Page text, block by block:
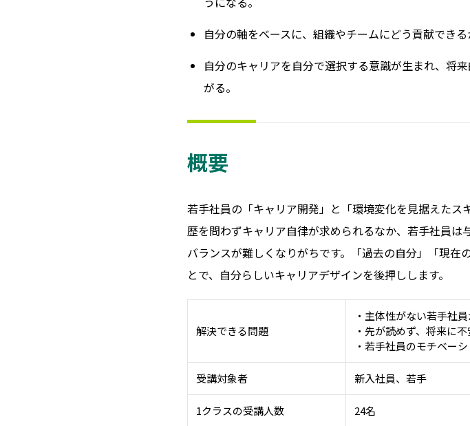
自分の軸をベースに、組織やチームにどう貢献できる
自分のキャリアを自分で選択する意識が生まれ、将
がる。
概要
若手社員の「キャリア開発」と「環境変化を見据えた
歴を問わずキャリア自律が求められるなか、若手社員
バランスが難しくなりがちです。「過去の自分」「現
とで、自分らしいキャリアデザインを後押しします。
解決できる問題
・主体性がない若手社
・先が読めず、将来に
・若手社員のモチベー
受講対象者 新入社員、若手
1クラスの受講人数 24名